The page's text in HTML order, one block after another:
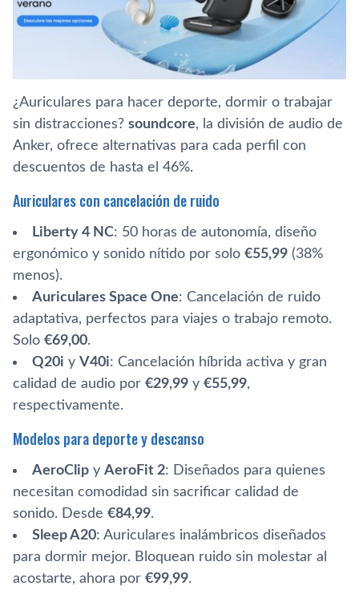
¿Auriculares para hacer deporte, dormir o trabajar
sin distracciones? soundcore, la división de audio de
Anker, ofrece alternativas para cada perfil con
descuentos de hasta el 46%.
Auriculares con cancelación de ruido
Liberty 4 NC: 50 horas de autonomía, diseño
ergonómico y sonido nítido por solo €55,99 (38%
menos).
Auriculares Space One: Cancelación de ruido
adaptativa, perfectos para viajes o trabajo remoto.
Solo €69,00.
Q20i y V40i: Cancelación híbrida activa y gran
calidad de audio por €29,99 y €55,99,
respectivamente.
Modelos para deporte y descanso
AeroClip y AeroFit 2: Diseñados para quienes
necesitan comodidad sin sacrificar calidad de
sonido. Desde €84,99.
Sleep A20: Auriculares inalámbricos diseñados
para dormir mejor. Bloquean ruido sin molestar al
acostarte, ahora por €99,99.